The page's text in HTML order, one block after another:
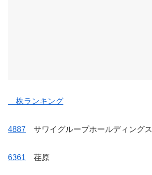
株ランキング
4887 サワイグループホールディングス
6361 荏原